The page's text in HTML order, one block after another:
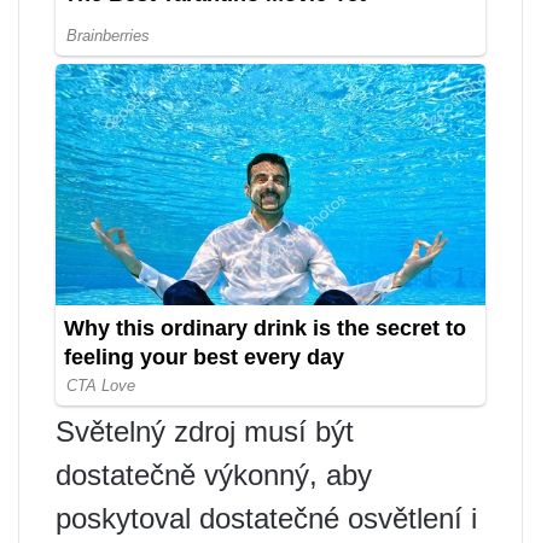
Světelný zdroj musí být
dostatečně výkonný, aby
poskytoval dostatečné osvětlení i